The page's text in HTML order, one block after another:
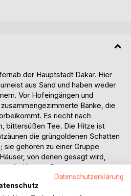
der Hauptstadt Dakar. Hier
aus Sand und haben weder
Vor Hofeingängen und
Bänke, die
Es riecht nach
bittersüßen Tee. Die Hitze ist
die grüngoldenen Schatten
sie gehören zu einer Gruppe
von denen gesagt wird,
liegen. Die
jedenfalls sehr alt. In den
Datenschutzerklärung